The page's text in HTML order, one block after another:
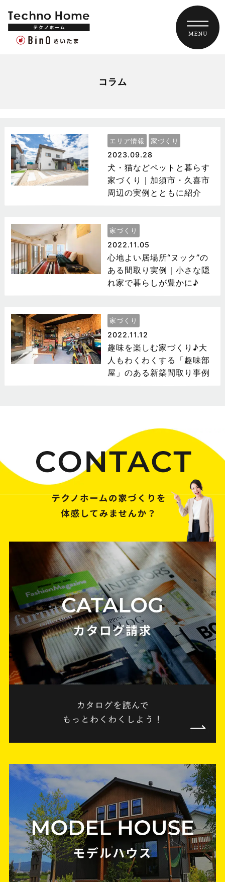
コラム
エリア情報 家づくり
2023.09.28
犬・猫などペットと暮らす
家づくり｜加須市・久喜市
周辺の実例とともに紹介
家づくり
2022.11.05
心地よい居場所“ヌック”の
ある間取り実例｜小さな隠
れ家で暮らしが豊かに♪
家づくり
2022.11.12
趣味を楽しむ家づくり♪大
人もわくわくする「趣味部
屋」のある新築間取り事例